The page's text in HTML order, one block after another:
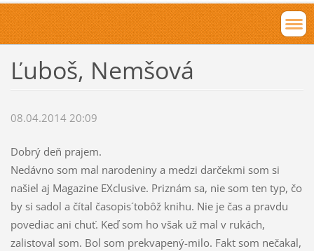
Ľuboš, Nemšová
08.04.2014 20:09
Dobrý deň prajem.
Nedávno som mal narodeniny a medzi darčekmi som si
našiel aj Magazine EXclusive. Priznám sa, nie som ten typ, čo
by si sadol a čítal časopis´tobôž knihu. Nie je čas a pravdu
povediac ani chuť. Keď som ho však už mal v rukách,
zalistoval som. Bol som prekvapený-milo. Fakt som nečakal,